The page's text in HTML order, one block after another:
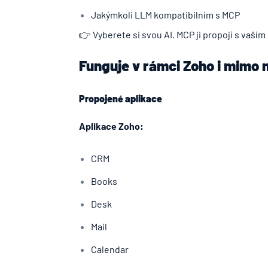
Jakýmkoli LLM kompatibilním s MCP
👉 Vyberete si svou AI. MCP ji propojí s vaším
Funguje v rámci Zoho i mimo
Propojené aplikace
Aplikace Zoho:
CRM
Books
Desk
Mail
Calendar